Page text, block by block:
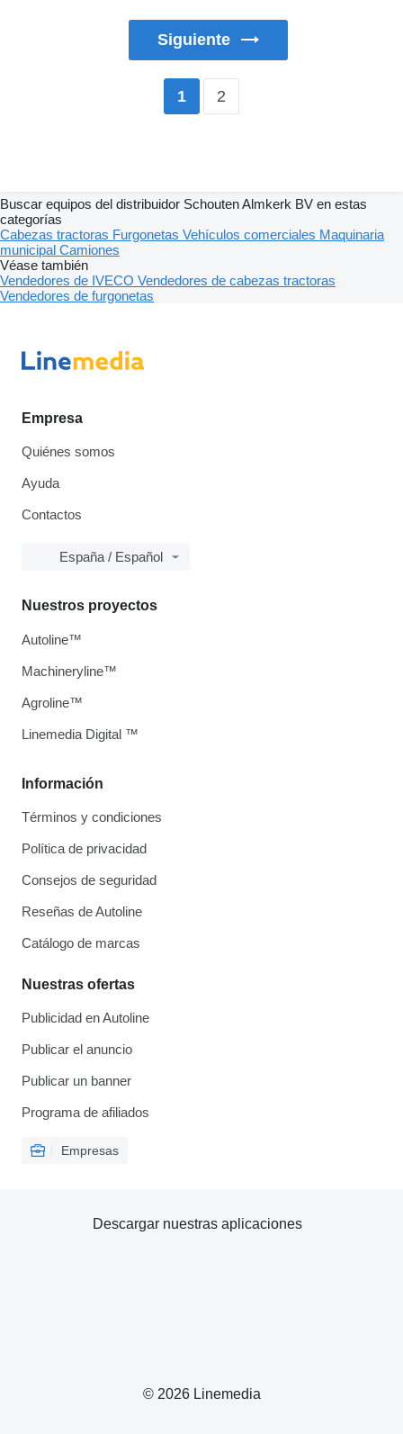
Siguiente
1 2
Buscar equipos del distribuidor Schouten Almkerk BV en estas
categorías
Cabezas tractoras Furgonetas Vehículos comerciales Maquinaria
municipal Camiones
Véase también
Vendedores de IVECO Vendedores de cabezas tractoras
Vendedores de furgonetas
Empresa
Quiénes somos
Ayuda
Contactos
España / Español
Información
Términos y condiciones
Política de privacidad
Consejos de seguridad
Reseñas de Autoline
Catálogo de marcas
Nuestras ofertas
Publicidad en Autoline
Publicar el anuncio
Publicar un banner
Programa de afiliados
Empresas
Nuestros proyectos
Autoline™
Machineryline™
Agroline™
Linemedia Digital ™
© 2026 Linemedia
Descargar nuestras aplicaciones